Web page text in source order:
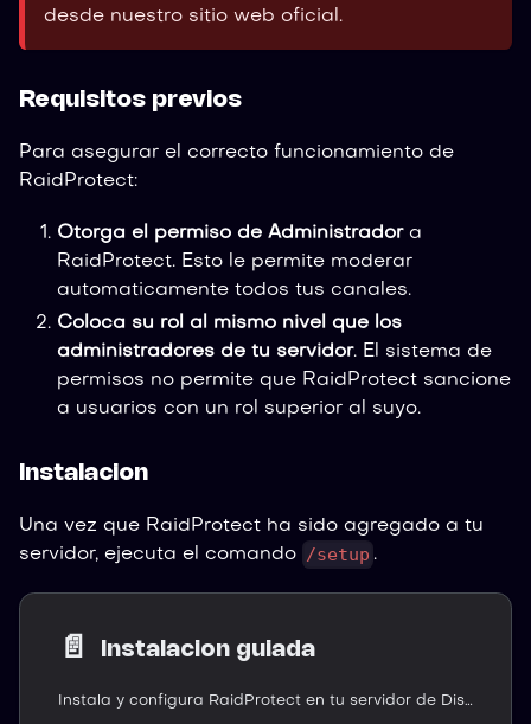
desde nuestro sitio web oficial.
Requisitos previos
Para asegurar el correcto funcionamiento de
RaidProtect:
Otorga el permiso de Administradora
RaidProtect. Esto le permite moderar
automaticamente todos tus canales.
Coloca su rol al mismo nivel que los
administradores de tu servidor. El sistema de
permisos no permite que RaidProtect sancione
a usuarios con un rol superior al suyo.
Instalacion
Una vez que RaidProtect ha sido agregado a tu
servidor, ejecuta el comando /setup .
📄️ Instalacion guiada
Instala y configura RaidProtect en tu servidor de Discord en minutos con el comando /settings y el menú de configuración.